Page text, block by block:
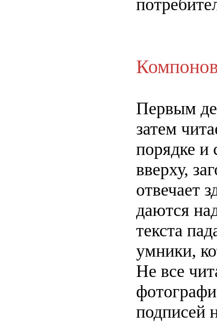
Первым
затем
порядке и
вверху,
отвечает
даются
текста
умники,
Не все
подписей